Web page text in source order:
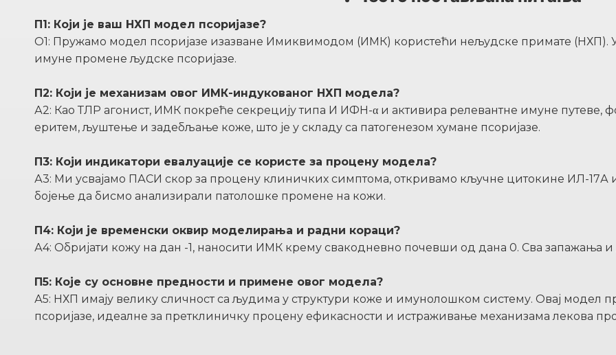
П1: Који је ваш НХП модел псоријазе?
О1: Пружамо модел псоријазе изазване Имиквимодом (ИМК) користећи нељудске примате (НХП).
имуне промене људске псоријазе.
П2: Који је механизам овог ИМК-индукованог НХП модела?
А2: Као ТЛР агонист, ИМК покреће секрецију типа И ИФН-α и активира релевантне имуне путеве,
еритем, љуштење и задебљање коже, што је у складу са патогенезом хумане псоријазе.
П3: Који индикатори евалуације се користе за процену модела?
А3: Ми усвајамо ПАСИ скор за процену клиничких симптома, откривамо кључне цитокине ИЛ-
бојење да бисмо анализирали патолошке промене на кожи.
П4: Који је временски оквир моделирања и радни кораци?
А4: Обријати кожу на дан -1, наносити ИМК крему свакодневно почевши од дана 0. Сва запажања и
П5: Које су основне предности и примене овог модела?
А5: НХП имају велику сличност са људима у структури коже и имунолошком систему. Овај модел
псоријазе, идеалне за претклиничку процену ефикасности и истраживање механизама лекова